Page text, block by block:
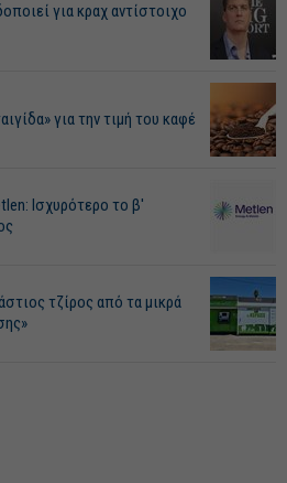
για κραχ αντίστοιχο
για την τιμή του καφέ
Ισχυρότερο το β'
τζίρος από τα μικρά